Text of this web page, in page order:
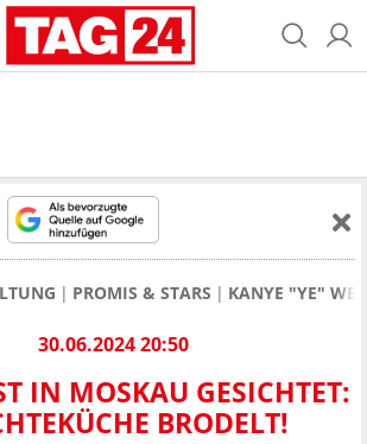
PROMIS & STARS KANYE "YE"
30.06.2024 20:50
IN MOSKAU GESICHTET:
BRODELT!